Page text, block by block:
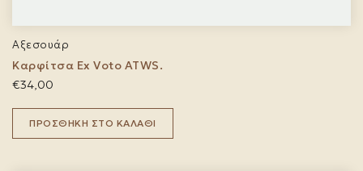
Αξεσουάρ
Καρφίτσα Ex Voto ATWS.
€34,00
ΠΡΟΣΘΉΚΗ ΣΤΟ ΚΑΛΆΘΙ